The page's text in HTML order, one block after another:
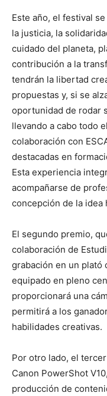
Este año, el festival
la justicia, la
cuidado del planeta,
contribución a la
tendrán la libertad
propuestas y, si se
oportunidad de rodar
llevando a cabo todo
colaboración con
destacadas en
Esta experiencia
acompañarse de
concepción de la idea
El segundo premio,
colaboración de
grabación en un plató
equipado en pleno
proporcionará una
permitirá a los
habilidades creativas.
Por otro lado, el
Canon PowerShot
producción de